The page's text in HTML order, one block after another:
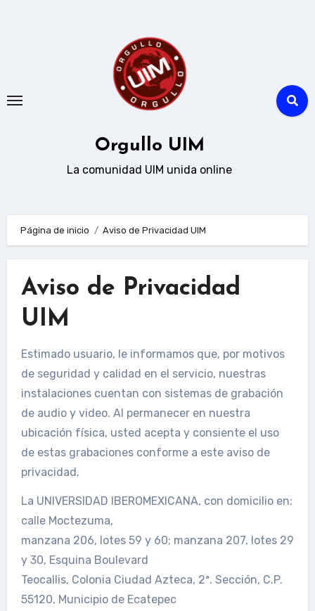
Orgullo UIM
La comunidad UIM unida online
Página de inicio Aviso de Privacidad UIM
Aviso de Privacidad
UIM
Estimado usuario, le informamos que, por motivos
de seguridad y calidad en el servicio, nuestras
instalaciones cuentan con sistemas de grabación
de audio y video. Al permanecer en nuestra
ubicación física, usted acepta y consiente el uso
de estas grabaciones conforme a este aviso de
privacidad.
La UNIVERSIDAD IBEROMEXICANA, con domicilio en:
calle Moctezuma,
manzana 206, lotes 59 y 60; manzana 207, lotes 29
y 30, Esquina Boulevard
Teocallis, Colonia Ciudad Azteca, 2ª. Sección, C.P.
55120, Municipio de Ecatepec